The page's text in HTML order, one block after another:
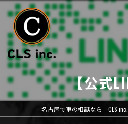
【公式
名古屋で車の相談なら「CLS inc.